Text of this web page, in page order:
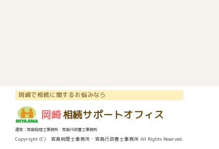
岡崎で相続に関するお悩みなら
岡崎相続サポートオフィス
運営：宮島税理士事務所・宮島行政書士事務所
Copyright (C) 宮島税理士事務所・宮島行政書士事務所 All Rights Reserved.